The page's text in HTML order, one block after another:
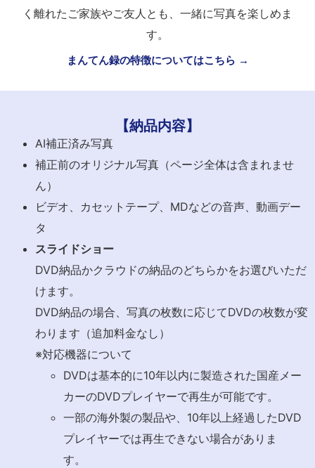
く離れたご家族やご友人とも、一緒に写真を楽しめま
す。
まんてん録の特徴についてはこちら →
【納品内容】
AI補正済み写真
補正前のオリジナル写真（ページ全体は含まれませ
ん）
ビデオ、カセットテープ、MDなどの音声、動画デー
タ
スライドショー
DVD納品かクラウドの納品のどちらかをお選びいただ
けます。
DVD納品の場合、写真の枚数に応じてDVDの枚数が変
わります（追加料金なし）
※対応機器について
DVDは基本的に10年以内に製造された国産メー
カーのDVDプレイヤーで再生が可能です。
一部の海外製の製品や、10年以上経過したDVD
プレイヤーでは再生できない場合がありま
す。